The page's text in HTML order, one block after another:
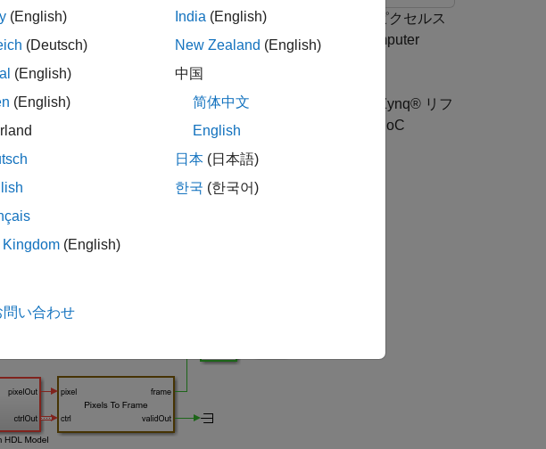
クトのエッジを検出して強調表示する方法を示します。ピクセルス
オ ストリームの整列、オーバーレイの動作について、Computer
アルゴリズムを提供します。このアルゴリズムは AMD® Zynq® リフ
Developing Vision Algorithms for Zynq-Based Hardware
(SoC
次に示します。
(English)
(Deutsch)
(English)
(English)
Kingdom (English)
India (English)
New Zealand (English)
中国
简体中文
English
日本 (日本語)
한국 (한국어)
い合わせ